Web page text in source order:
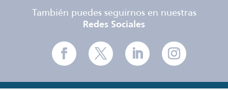
También puedes seguirnos en nuestras
Redes Sociales